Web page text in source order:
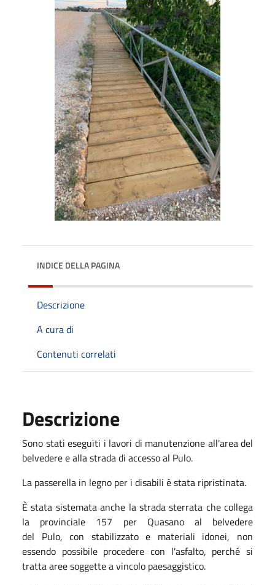
INDICE DELLA PAGINA
Descrizione
A cura di
Contenuti correlati
Descrizione
Sono stati eseguiti i lavori di manutenzione all'area del
belvedere e alla strada di accesso al Pulo.
La passerella in legno per i disabili è stata ripristinata.
Èstata sistemata anche la strada sterrata che collega
la provinciale 157 per Quasano al belvedere
del Pulo,con stabilizzato e materiali idonei, non
essendo possibile procedere con l'asfalto, perché si
tratta aree soggette a vincolo paesaggistico.